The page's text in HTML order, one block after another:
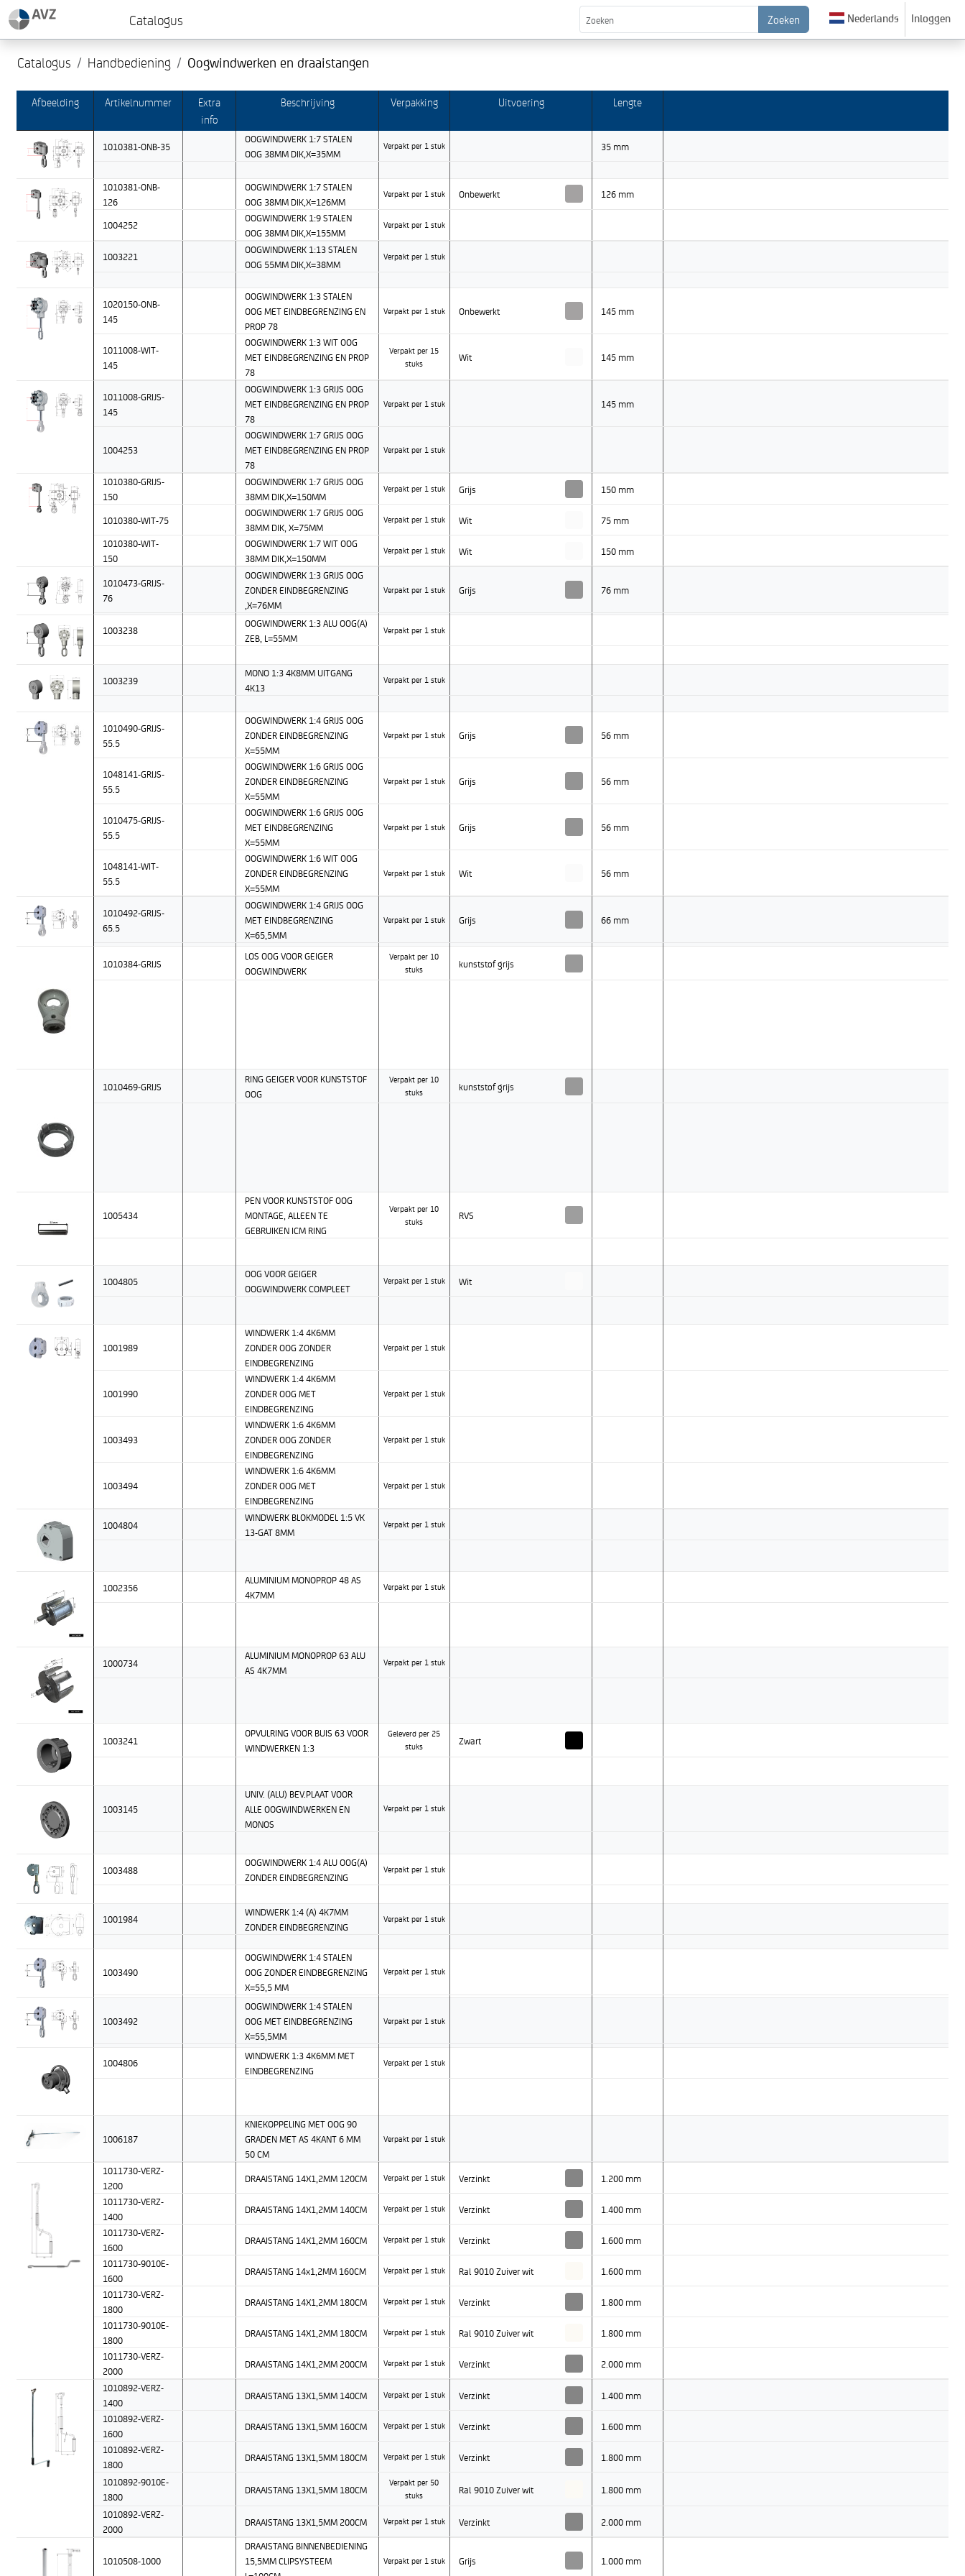
Catalogus Zoeken Nederlands Inloggen
Catalogus Handbediening Oogwindwerken en draaistangen
Afbeelding Artikelnummer
Extra
info
Beschrijving Verpakking Uitvoering Lengte
1010381-ONB-35
OOGWINDWERK 1:7 STALEN
OOG 38MM DIK,X=35MM
Verpakt per 1 stuk 35 mm
1010381-ONB-
126
OOGWINDWERK 1:7 STALEN
OOG 38MM DIK,X=126MM
Verpakt per 1 stuk Onbewerkt 126 mm
1004252
OOGWINDWERK 1:9 STALEN
OOG 38MM DIK,X=155MM
Verpakt per 1 stuk
1003221
OOGWINDWERK 1:13 STALEN
OOG 55MM DIK,X=38MM
Verpakt per 1 stuk
1020150-ONB-
145
OOGWINDWERK 1:3 STALEN
OOG MET EINDBEGRENZING EN
PROP 78
Verpakt per 1 stuk Onbewerkt 145 mm
1011008-WIT-
145
OOGWINDWERK 1:3 WIT OOG
MET EINDBEGRENZING EN PROP
78
Verpakt per 15
stuks
Wit 145 mm
1011008-GRIJS-
145
OOGWINDWERK 1:3 GRIJS OOG
MET EINDBEGRENZING EN PROP
78
Verpakt per 1 stuk 145 mm
1004253
OOGWINDWERK 1:7 GRIJS OOG
MET EINDBEGRENZING EN PROP
78
Verpakt per 1 stuk
1010380-GRIJS-
150
OOGWINDWERK 1:7 GRIJS OOG
38MM DIK,X=150MM
Verpakt per 1 stuk Grijs 150 mm
1010380-WIT-75
OOGWINDWERK 1:7 GRIJS OOG
38MM DIK, X=75MM
Verpakt per 1 stuk Wit
75 mm
1010380-WIT-
150
OOGWINDWERK 1:7 WIT OOG
38MM DIK,X=150MM
Verpakt per 1 stuk Wit 150 mm
1010473-GRIJS-
76
OOGWINDWERK 1:3 GRIJS OOG
ZONDER EINDBEGRENZING
,X=76MM
Verpakt per 1 stuk Grijs 76 mm
1003238
OOGWINDWERK 1:3 ALU OOG(A)
ZEB, L=55MM
Verpakt per 1 stuk
1003239
MONO 1:3 4K8MM UITGANG
4K13
Verpakt per 1 stuk
1010490-GRIJS-
55.5
OOGWINDWERK 1:4 GRIJS OOG
ZONDER EINDBEGRENZING
X=55MM
Verpakt per 1 stuk Grijs 56 mm
1048141-GRIJS-
55.5
OOGWINDWERK 1:6 GRIJS OOG
ZONDER EINDBEGRENZING
X=55MM
Verpakt per 1 stuk Grijs 56 mm
1010475-GRIJS-
55.5
OOGWINDWERK 1:6 GRIJS OOG
MET EINDBEGRENZING
X=55MM
Verpakt per 1 stuk Grijs 56 mm
1048141-WIT-
55.5
OOGWINDWERK 1:6 WIT OOG
ZONDER EINDBEGRENZING
X=55MM
Verpakt per 1 stuk Wit 56 mm
1010492-GRIJS-
65.5
OOGWINDWERK 1:4 GRIJS OOG
MET EINDBEGRENZING
X=65,5MM
Verpakt per 1 stuk Grijs 66 mm
1010384-GRIJS
LOS OOG VOOR GEIGER
OOGWINDWERK
Verpakt per 10
stuks
kunststof grijs
1010469-GRIJS
RING GEIGER VOOR KUNSTSTOF
OOG
Verpakt per 10
stuks
kunststof grijs
1005434
PEN VOOR KUNSTSTOF OOG
MONTAGE, ALLEEN TE
GEBRUIKEN ICM RING
Verpakt per 10
stuks
RVS
1004805
OOG VOOR GEIGER
OOGWINDWERK COMPLEET
Verpakt per 1 stuk Wit
1001989
WINDWERK 1:4 4K6MM
ZONDER OOG ZONDER
EINDBEGRENZING
Verpakt per 1 stuk
1001990
WINDWERK 1:4 4K6MM
ZONDER OOG MET
EINDBEGRENZING
Verpakt per 1 stuk
1003493
WINDWERK 1:6 4K6MM
ZONDER OOG ZONDER
EINDBEGRENZING
Verpakt per 1 stuk
1003494
WINDWERK 1:6 4K6MM
ZONDER OOG MET
EINDBEGRENZING
Verpakt per 1 stuk
1004804
WINDWERK BLOKMODEL 1:5 VK
13-GAT 8MM
Verpakt per 1 stuk
1002356
ALUMINIUM MONOPROP 48 AS
4K7MM
Verpakt per 1 stuk
1000734
ALUMINIUM MONOPROP 63 ALU
AS 4K7MM
Verpakt per 1 stuk
1003241
OPVULRING VOOR BUIS 63 VOOR
WINDWERKEN 1:3
Geleverd per 25
stuks
Zwart
1003145
UNIV. (ALU) BEV.PLAAT VOOR
ALLE OOGWINDWERKEN EN
MONOS
Verpakt per 1 stuk
1003488
OOGWINDWERK 1:4 ALU OOG(A)
ZONDER EINDBEGRENZING
Verpakt per 1 stuk
1001984
WINDWERK 1:4 (A) 4K7MM
ZONDER EINDBEGRENZING
Verpakt per 1 stuk
1003490
OOGWINDWERK 1:4 STALEN
OOG ZONDER EINDBEGRENZING
X=55,5 MM
Verpakt per 1 stuk
1003492
OOGWINDWERK 1:4 STALEN
OOG MET EINDBEGRENZING
X=55,5MM
Verpakt per 1 stuk
1004806
WINDWERK 1:3 4K6MM MET
EINDBEGRENZING
Verpakt per 1 stuk
1006187
KNIEKOPPELING MET OOG 90
GRADEN MET AS 4KANT 6 MM
50 CM
Verpakt per 1 stuk
1011730-VERZ-
1200
DRAAISTANG 14X1,2MM 120CM Verpakt per 1 stuk Verzinkt
1.200 mm
1011730-VERZ-
1400
DRAAISTANG 14X1,2MM 140CM Verpakt per 1 stuk Verzinkt
1.400 mm
1011730-VERZ-
1600
DRAAISTANG 14X1,2MM 160CM Verpakt per 1 stuk Verzinkt
1.600 mm
1011730-9010E-
1600
DRAAISTANG 14x1,2MM 160CM Verpakt per 1 stuk Ral 9010 Zuiver wit
1.600 mm
1011730-VERZ-
1800
DRAAISTANG 14X1,2MM 180CM Verpakt per 1 stuk Verzinkt
1.800 mm
1011730-9010E-
1800
DRAAISTANG 14X1,2MM 180CM Verpakt per 1 stuk Ral 9010 Zuiver wit
1.800 mm
1011730-VERZ-
2000
DRAAISTANG 14X1,2MM 200CM Verpakt per 1 stuk Verzinkt
2.000 mm
1010892-VERZ-
1400
DRAAISTANG 13X1,5MM 140CM Verpakt per 1 stuk Verzinkt
1.400 mm
1010892-VERZ-
1600
DRAAISTANG 13X1,5MM 160CM Verpakt per 1 stuk Verzinkt
1.600 mm
1010892-VERZ-
1800
DRAAISTANG 13X1,5MM 180CM Verpakt per 1 stuk Verzinkt
1.800 mm
1010892-9010E-
1800
DRAAISTANG 13X1,5MM 180CM
Verpakt per 50
stuks
Ral 9010 Zuiver wit
1.800 mm
1010892-VERZ-
2000
DRAAISTANG 13X1,5MM 200CM Verpakt per 1 stuk Verzinkt 2.000 mm
1010508-1000
DRAAISTANG BINNENBEDIENING
15,5MM CLIPSYSTEEM
Verpakt per 1 stuk Grijs 1.000 mm